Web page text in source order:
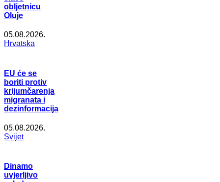
obljetnicu
Oluje
05.08.2026.
Hrvatska
EU će se
boriti protiv
krijumčarenja
migranata i
dezinformacija
05.08.2026.
Svijet
Dinamo
uvjerljivo